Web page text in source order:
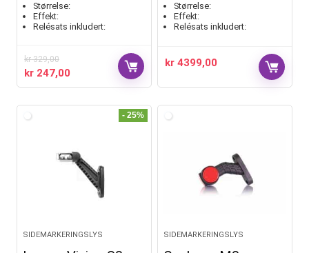
Størrelse:
Effekt:
Relésats inkludert:
kr329,00
kr 247,00
Størrelse:
Effekt:
Relésats inkludert:
kr 4399,00
- 25%
SIDEMARKERINGSLYS SIDEMARKERINGSLYS